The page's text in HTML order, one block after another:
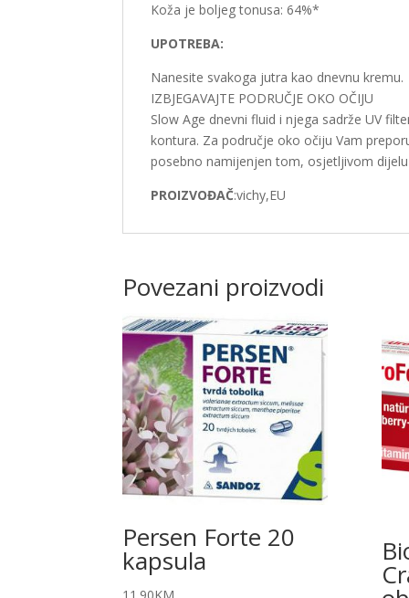
Koža je boljeg tonusa: 64%*
UPOTREBA:
Nanesite svakoga jutra kao dnevnu kremu.
IZBJEGAVAJTE PODRUČJE OKO OČIJU
Slow Age dnevni fluid i njega sadrže UV
kontura. Za područje oko očiju Vam
posebno namijenjen tom, osjetljivom
PROIZVOĐAČ:vichy,EU
Povezani proizvodi
Persen Forte 20
kapsula